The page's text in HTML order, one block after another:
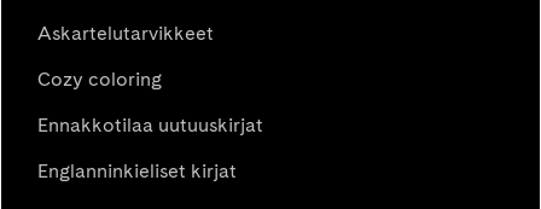
Askartelutarvikkeet
Cozy coloring
Ennakkotilaa uutuuskirjat
Englanninkieliset kirjat